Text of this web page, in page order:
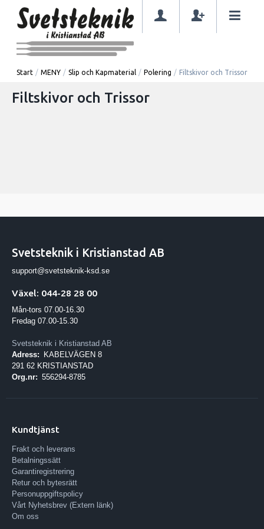
Start / MENY / Slip och Kapmaterial / Polering / Filtskivor och Trissor
Filtskivor och Trissor
Svetsteknik i Kristianstad AB
support@svetsteknik-ksd.se
Växel: 044-28 28 00
Mån-tors 07.00-16.30
Fredag 07.00-15.30
Svetsteknik i Kristianstad AB
Adress:
KABELVÄGEN 8
291 62 KRISTIANSTAD
Org.nr: 556294-8785
Kundtjänst
Frakt och leverans
Betalningssätt
Garantiregistrering
Retur och bytesrätt
Personuppgiftspolicy
Vårt Nyhetsbrev (Extern länk)
Om oss